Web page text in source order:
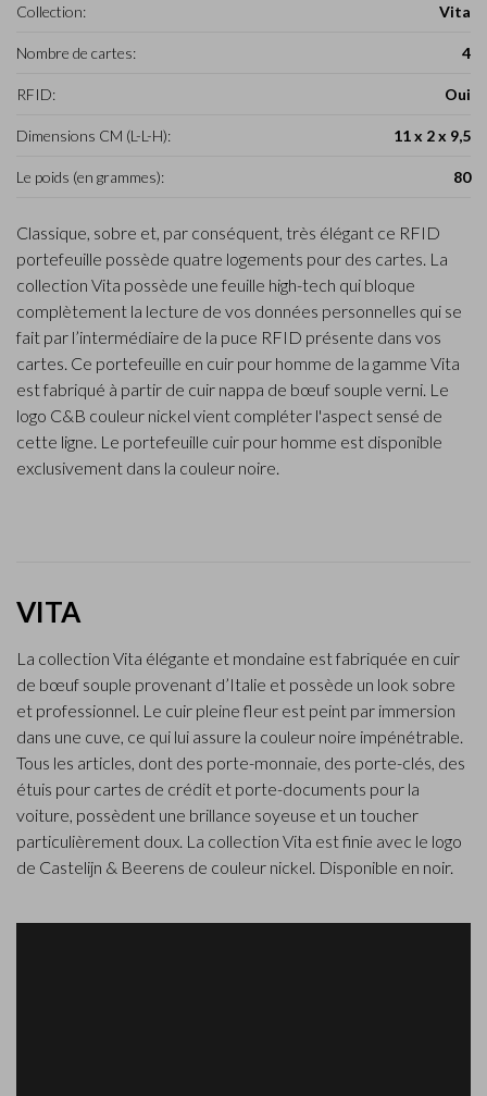
Collection: Vita
Nombre de cartes: 4
RFID: Oui
Dimensions CM (L-L-H): 11 x 2 x 9,5
Le poids (en grammes): 80
Classique, sobre et, par conséquent, très élégant ce RFID
portefeuille possède quatre logements pour des cartes. La
collection Vita possède une feuille high-tech qui bloque
complètement la lecture de vos données personnelles qui se
fait par l’intermédiaire de la puce RFID présente dans vos
cartes. Ce portefeuille en cuir pour homme de la gamme Vita
est fabriqué à partir de cuir nappa de bœuf souple verni. Le
logo C&B couleur nickel vient compléter l'aspect sensé de
cette ligne. Le portefeuille cuir pour homme est disponible
exclusivement dans la couleur noire.
VITA
La collection Vita élégante et mondaine est fabriquée en cuir
de bœuf souple provenant d’Italie et possède un look sobre
et professionnel. Le cuir pleine fleur est peint par immersion
dans une cuve, ce qui lui assure la couleur noire impénétrable.
Tous les articles, dont des porte-monnaie, des porte-clés, des
étuis pour cartes de crédit et porte-documents pour la
voiture, possèdent une brillance soyeuse et un toucher
particulièrement doux. La collection Vita est finie avec le logo
de Castelijn & Beerens de couleur nickel. Disponible en noir.